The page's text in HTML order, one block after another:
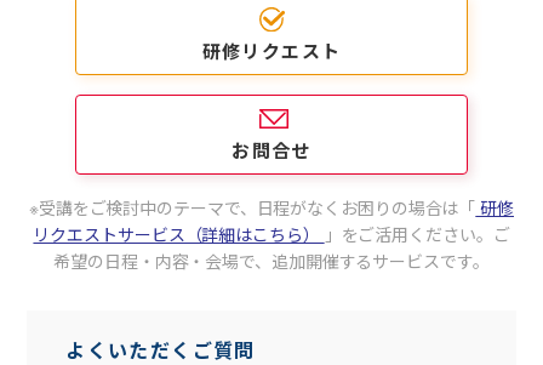
研修リクエスト
お問合せ
受講をご検討中のテーマで、日程がなくお困りの場合は 「 研修
リクエストサービス（詳細はこちら）
」をご活用ください。 ご
希望の日程・内容・会場で、追加開催するサービスです。
よくいただくご質問